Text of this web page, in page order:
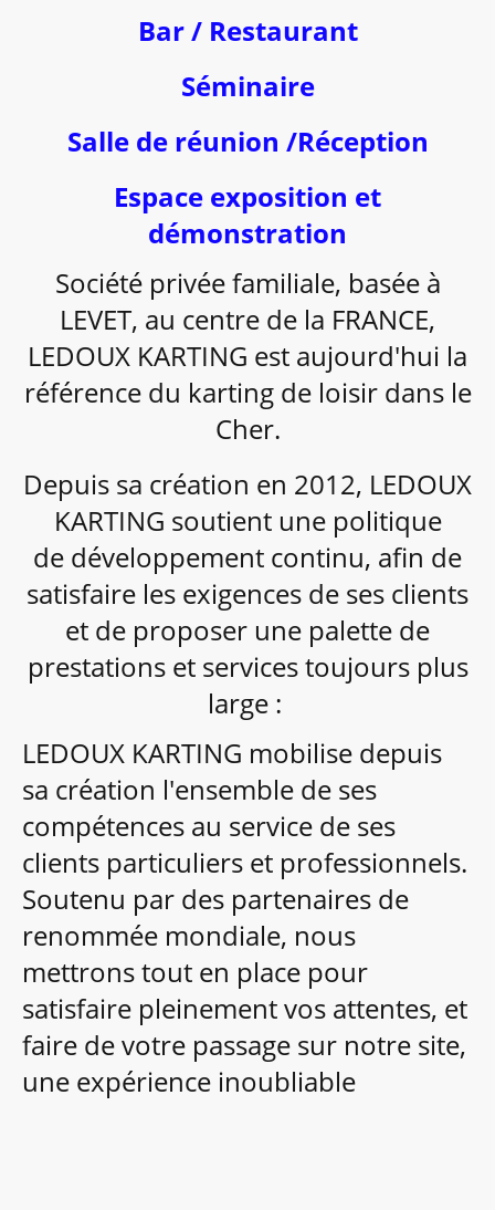
Bar / Restaurant
Séminaire
Salle de réunion /Réception
Espace exposition et
démonstration
Société privée familiale, basée à
LEVET, au centre de la FRANCE,
LEDOUX KARTING est aujourd'hui la
référence du karting de loisir dans le
Cher.
Depuis sa création en 2012, LEDOUX
KARTING soutient une politique
de développement continu, afin de
satisfaire les exigences de ses clients
et de proposer une palette de
prestations et services toujours plus
large :
LEDOUX KARTING mobilise depuis
sa création l'ensemble de ses
compétences au service de ses
clients particuliers et professionnels.
Soutenu par des partenaires de
renommée mondiale, nous
mettrons tout en place pour
satisfaire pleinement vos attentes, et
faire de votre passage sur notre site,
une expérience inoubliable